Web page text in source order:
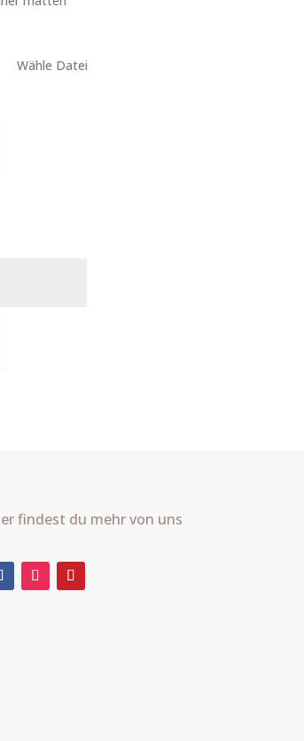
Wähle Datei
findest du mehr von uns